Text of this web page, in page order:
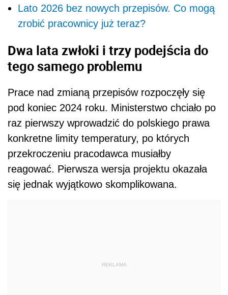
Lato 2026 bez nowych przepisów. Co mogą
zrobić pracownicy już teraz?
Dwa lata zwłoki i trzy podejścia do
tego samego problemu
Prace nad zmianą przepisów rozpoczęły się
pod koniec 2024 roku. Ministerstwo chciało po
raz pierwszy wprowadzić do polskiego prawa
konkretne limity temperatury, po których
przekroczeniu pracodawca musiałby
reagować. Pierwsza wersja projektu okazała
się jednak wyjątkowo skomplikowana.
REKLAMA